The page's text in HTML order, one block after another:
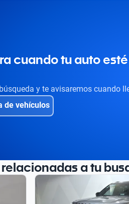
cuando tu auto esté
y te avisaremos cuando
de vehículos
a tu